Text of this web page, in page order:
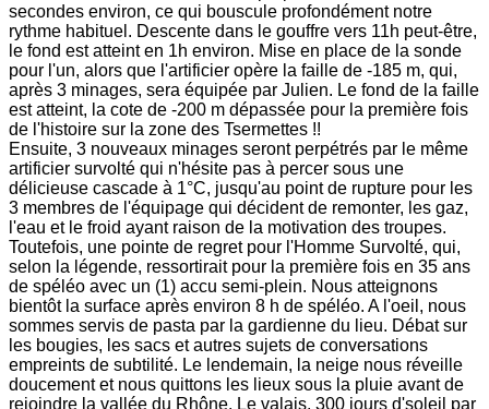
secondes environ, ce qui bouscule profondément notre
rythme habituel. Descente dans le gouffre vers 11h peut-être,
le fond est atteint en 1h environ. Mise en place de la sonde
pour l'un, alors que l'artificier opère la faille de -185 m, qui,
après 3 minages, sera équipée par Julien. Le fond de la faille
est atteint, la cote de -200 m dépassée pour la première fois
de l'histoire sur la zone des Tsermettes !!
Ensuite, 3 nouveaux minages seront perpétrés par le même
artificier survolté qui n'hésite pas à percer sous une
délicieuse cascade à 1°C, jusqu'au point de rupture pour les
3 membres de l'équipage qui décident de remonter, les gaz,
l'eau et le froid ayant raison de la motivation des troupes.
Toutefois, une pointe de regret pour l'Homme Survolté, qui,
selon la légende, ressortirait pour la première fois en 35 ans
de spéléo avec un (1) accu semi-plein. Nous atteignons
bientôt la surface après environ 8 h de spéléo. A l'oeil, nous
sommes servis de pasta par la gardienne du lieu. Débat sur
les bougies, les sacs et autres sujets de conversations
empreints de subtilité. Le lendemain, la neige nous réveille
doucement et nous quittons les lieux sous la pluie avant de
rejoindre la vallée du Rhône. Le valais, 300 jours d'soleil par